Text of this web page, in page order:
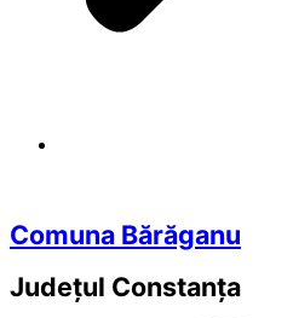
Comuna Bărăganu
Județul Constanța